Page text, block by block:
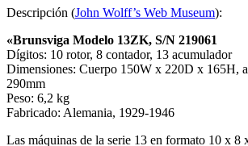
Descripción (John Wolff’s Web Museum):
«Brunsviga Modelo 13ZK, S/N 219061
Dígitos: 10 rotor, 8 contador, 13 acumulador
Dimensiones: Cuerpo 150W x 220D x 165H,
290mm
Peso: 6,2 kg
Fabricado: Alemania, 1929-1946
Las máquinas de la serie 13 en formato 10 x 8